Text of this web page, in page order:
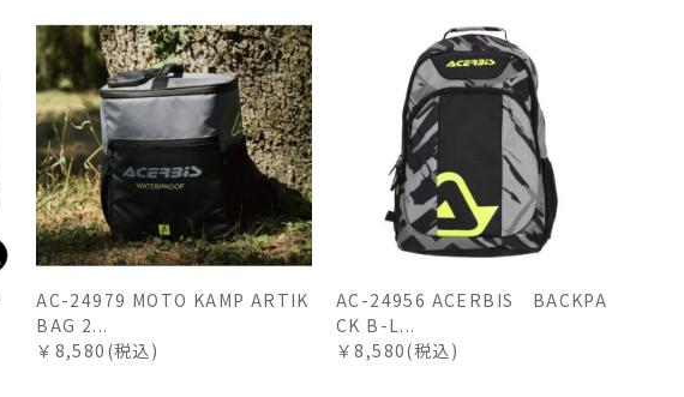
AC-24979 MOTO KAMP ARTIK
BAG 2...
￥8,580(税込)
AC-24956 ACERBIS BACKPA
CK B-L...
￥8,580(税込)